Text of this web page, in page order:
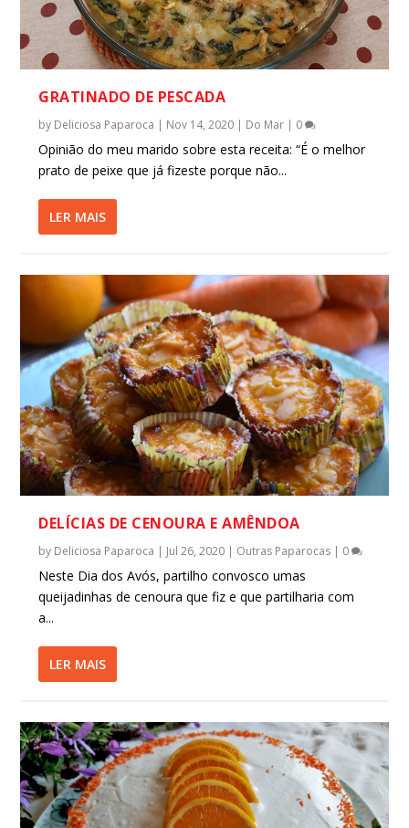
GRATINADO DE PESCADA
by Deliciosa Paparoca | Nov 14, 2020 | Do Mar | 0
Opinião do meu marido sobre esta receita: “É o melhor
prato de peixe que já fizeste porque não...
LER MAIS
DELÍCIAS DE CENOURA E AMÊNDOA
by Deliciosa Paparoca | Jul 26, 2020 | Outras Paparocas | 0
Neste Dia dos Avós, partilho convosco umas
queijadinhas de cenoura que fiz e que partilharia com
a...
LER MAIS